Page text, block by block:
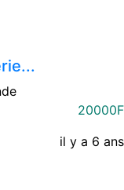
20000F
il y a 6 ans